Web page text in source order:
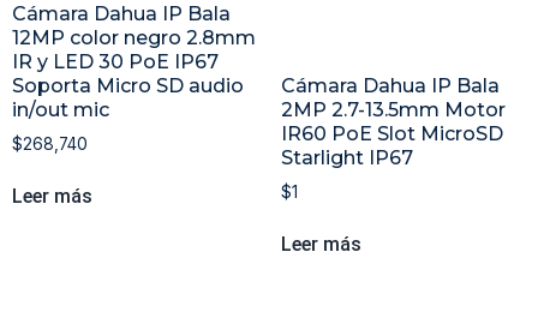
Cámara Dahua IP Bala
12MP color negro 2.8mm
IR y LED 30 PoE IP67
Soporta Micro SD audio
in/out mic
$268,740
Leer más
Cámara Dahua IP Bala
2MP 2.7-13.5mm Motor
IR60 PoE Slot MicroSD
Starlight IP67
$1
Leer más